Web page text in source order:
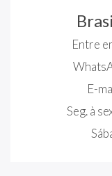
Entre
E-
Seg. à